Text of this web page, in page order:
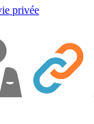
privée